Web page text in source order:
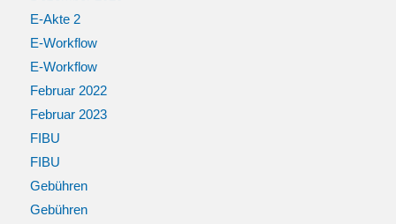
E-Akte 2
E-Workflow
E-Workflow
Februar 2022
Februar 2023
FIBU
FIBU
Gebühren
Gebühren